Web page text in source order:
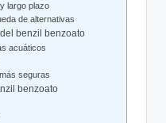
largo plazo
de alternativas
benzil benzoato
acuáticos
seguras
benzoato